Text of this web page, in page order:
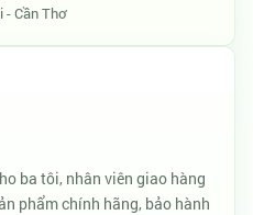
- Cần Thơ
ba tôi, nhân viên giao hàng
phẩm chính hãng, bảo hành